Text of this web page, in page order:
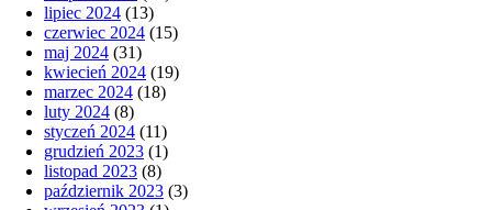
lipiec 2024 (13)
czerwiec 2024 (15)
maj 2024 (31)
kwiecień 2024 (19)
marzec 2024 (18)
luty 2024 (8)
styczeń 2024 (11)
grudzień 2023 (1)
listopad 2023 (8)
październik 2023 (3)